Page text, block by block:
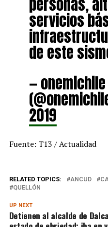
servicios
de este
— onemichile
2019
Fuente: T13 / Actualidad
RELATED TOPICS: ANCUD
QUELLÓN
UP NEXT
Detienen al alcalde de